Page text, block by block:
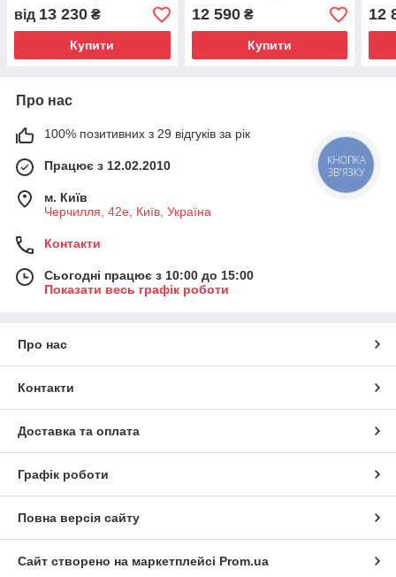
від 13 230 ₴
Купити
12 590₴
Купити
12
Про нас
100% позитивних з 29 відгуків за рік
Працює з 12.02.2010
м. Київ
Черчилля, 42е, Київ, Україна
Контакти
Сьогодні працює з 10:00 до 15:00
Показати весь графік роботи
Про нас
Контакти
Доставка та оплата
Графік роботи
Повна версія сайту
Сайт створено на маркетплейсі Prom.ua
КНОПКА
ЗВ'ЯЗКУ